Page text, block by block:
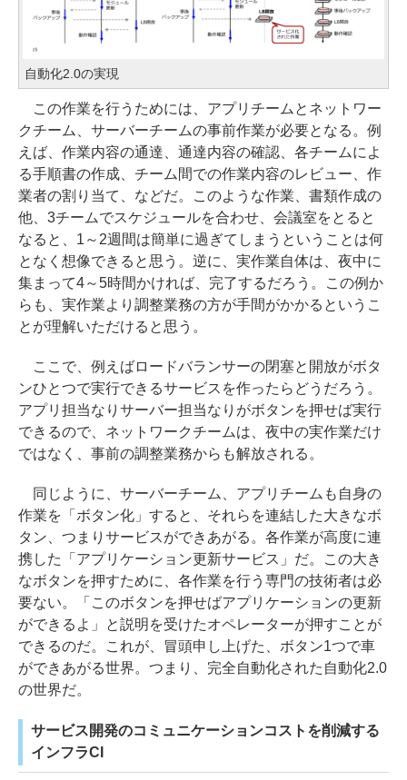
自動化2.0の実現
この作業を行うためには、アプリチームとネットワー
クチーム、サーバーチームの事前作業が必要となる。例
えば、作業内容の通達、通達内容の確認、各チームによ
る手順書の作成、チーム間での作業内容のレビュー、作
業者の割り当て、などだ。このような作業、書類作成の
他、3チームでスケジュールを合わせ、会議室をとると
なると、1～2週間は簡単に過ぎてしまうということは何
となく想像できると思う。逆に、実作業自体は、夜中に
集まって4～5時間かければ、完了するだろう。この例か
らも、実作業より調整業務の方が手間がかかるというこ
とが理解いただけると思う。
ここで、例えばロードバランサーの閉塞と開放がボタ
ンひとつで実行できるサービスを作ったらどうだろう。
アプリ担当なりサーバー担当なりがボタンを押せば実行
できるので、ネットワークチームは、夜中の実作業だけ
ではなく、事前の調整業務からも解放される。
同じように、サーバーチーム、アプリチームも自身の
作業を「ボタン化」すると、それらを連結した大きなボ
タン、つまりサービスができあがる。各作業が高度に連
携した「アプリケーション更新サービス」だ。この大き
なボタンを押すために、各作業を行う専門の技術者は必
要ない。「このボタンを押せばアプリケーションの更新
ができるよ」と説明を受けたオペレーターが押すことが
できるのだ。これが、冒頭申し上げた、ボタン1つで車
ができあがる世界。つまり、完全自動化された自動化2.0
の世界だ。
サービス開発のコミュニケーションコストを削減する
インフラCI